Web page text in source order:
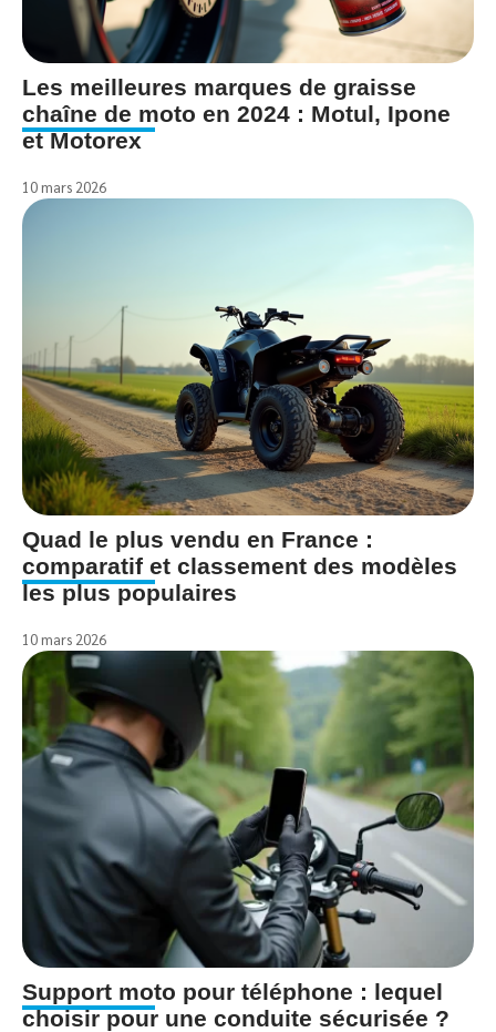
Les meilleures marques de graisse
chaîne de moto en 2024 : Motul, Ipone
et Motorex
10 mars 2026
Quad le plus vendu en France :
comparatif et classement des modèles
les plus populaires
10 mars 2026
Support moto pour téléphone : lequel
choisir pour une conduite sécurisée ?